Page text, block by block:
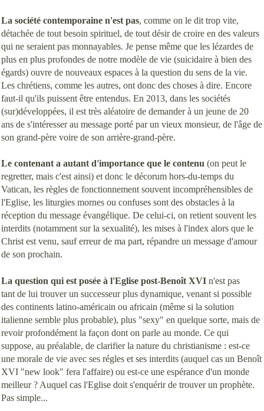
La société contemporaine n'est pas, comme on le dit trop vite,
détachée de tout besoin spirituel, de tout désir de croire en des valeurs
qui ne seraient pas monnayables. Je pense même que les lézardes de
plus en plus profondes de notre modèle de vie (suicidaire à bien des
égards) ouvre de nouveaux espaces à la question du sens de la vie.
Les chrétiens, comme les autres, ont donc des choses à dire. Encore
faut-il qu'ils puissent être entendus. En 2013, dans les sociétés
(sur)développées, il est très aléatoire de demander à un jeune de 20
ans de s'intéresser au message porté par un vieux monsieur, de l'âge de
son grand-père voire de son arrière-grand-père.
Le contenant a autant d'importance que le contenu (on peut le
regretter, mais c'est ainsi) et donc le décorum hors-du-temps du
Vatican, les règles de fonctionnement souvent incompréhensibles de
l'Eglise, les liturgies mornes ou confuses sont des obstacles à la
réception du message évangélique. De celui-ci, on retient souvent les
interdits (notamment sur la sexualité), les mises à l'index alors que le
Christ est venu, sauf erreur de ma part, répandre un message d'amour
de son prochain.
La question qui est posée à l'Eglise post-Benoît XVI n'est pas
tant de lui trouver un successeur plus dynamique, venant si possible
des continents latino-américain ou africain (même si la solution
italienne semble plus probable), plus "sexy" en quelque sorte, mais de
revoir profondément la façon dont on parle au monde. Ce qui
suppose, au préalable, de clarifier la nature du christianisme : est-ce
une morale de vie avec ses régles et ses interdits (auquel cas un Benoît
XVI "new look" fera l'affaire) ou est-ce une espérance d'un monde
meilleur ? Auquel cas l'Eglise doit s'enquérir de trouver un prophète.
Pas simple...